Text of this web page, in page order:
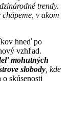
trendy.
v akom
hneď po
vzhľad.
mohutných
slobody , kde
o skúsenosti